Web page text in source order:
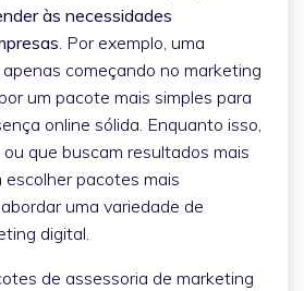
às necessidades
. Por exemplo, uma
começando no marketing
um pacote mais simples para
online sólida. Enquanto isso,
que buscam resultados mais
escolher pacotes mais
uma variedade de
digital.
de assessoria de marketing